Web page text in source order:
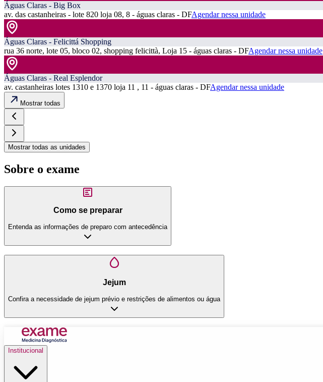
Águas Claras - Big Box
av. das castanheiras - lote 820 loja 08, 8 - águas claras - DFAgendar nessa unidade
Águas Claras - Felicittá Shopping
rua 36 norte, lote 05, bloco 02, shopping felicittà, Loja 15 - águas claras - DFAgendar nessa unidade
Águas Claras - Real Esplendor
av. castanheiras lotes 1310 e 1370 loja 11 , 11 - águas claras - DFAgendar nessa unidade
Mostrar todas
Mostrar todas as unidades
Sobre o exame
Como se preparar
Entenda as informações de preparo com antecedência
Jejum
Confira a necessidade de jejum prévio e restrições de alimentos ou água
Institucional